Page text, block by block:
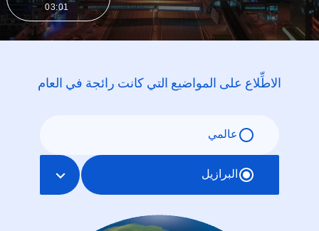
03:01
الاطِّلاع على المواضيع التي كانت رائجة في العام
عالمي
البرازيل